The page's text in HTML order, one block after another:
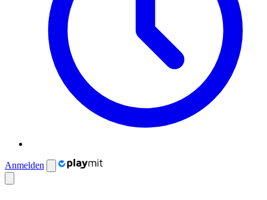
Anmelden